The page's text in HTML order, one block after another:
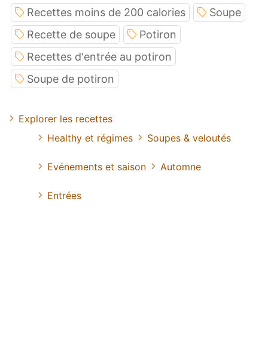
Recettes moins de 200 calories
Soupe
Recette de soupe
Potiron
Recettes d'entrée au potiron
Soupe de potiron
Explorer les recettes
Healthy et régimes
Soupes & veloutés
Evénements et saison Automne
Entrées